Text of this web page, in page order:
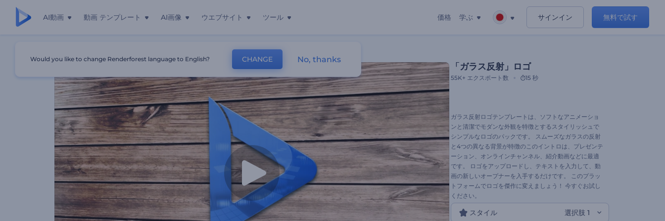
AI動画 動画 テンプレート AI画像 ウエブサイト ツール 価格 学ぶ サインイン 無料で試す
「ガラス反射」ロゴ
55K+ エクスポート数 15 秒
ガラス反射ロゴテンプレートは、ソフトなアニメーショ
ンと清潔でモダンな外観を特徴とするスタイリッシュで
シンプルなロゴのパックです。 スムーズなガラスの反射
と4つの異なる背景が特徴のこのイントロは、プレゼンテ
ーション、オンラインチャンネル、紹介動画などに最適
です。 ロゴをアップロードし、テキストを入力して、動
画の新しいオープナーを入手するだけです。 このプラッ
トフォームでロゴを傑作に変えましょう！ 今すぐお試し
ください。
スタイル 選択肢 1
Would you like to change Renderforest language to English? CHANGE No, thanks